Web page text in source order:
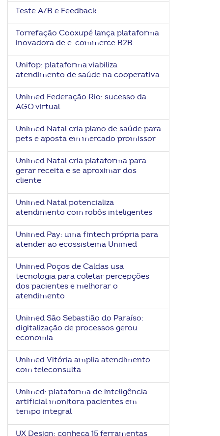
Teste A/B e Feedback
Torrefação Cooxupé lança plataforma
inovadora de e-commerce B2B
Unifop: plataforma viabiliza
atendimento de saúde na cooperativa
Unimed Federação Rio: sucesso da
AGO virtual
Unimed Natal cria plano de saúde para
pets e aposta em mercado promissor
Unimed Natal cria plataforma para
gerar receita e se aproximar dos
cliente
Unimed Natal potencializa
atendimento com robôs inteligentes
Unimed Pay: uma fintech própria para
atender ao ecossistema Unimed
Unimed Poços de Caldas usa
tecnologia para coletar percepções
dos pacientes e melhorar o
atendimento
Unimed São Sebastião do Paraíso:
digitalização de processos gerou
economia
Unimed Vitória amplia atendimento
com teleconsulta
Unimed: plataforma de inteligência
artificial monitora pacientes em
tempo integral
UX Design: conheça 15 ferramentas